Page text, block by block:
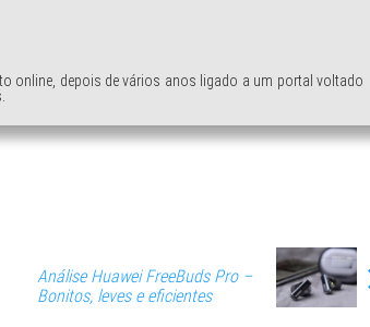
online, depois de vários anos ligado a um portal voltado
Análise Huawei FreeBuds Pro –
Bonitos, leves e eficientes